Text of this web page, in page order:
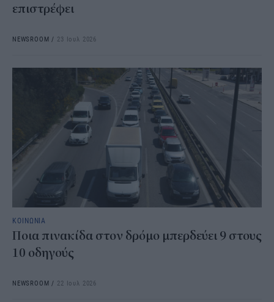
επιστρέφει
NEWSROOM / 23 Ιουλ 2026
ΚΟΙΝΩΝΙΑ
Ποια πινακίδα στον δρόμο μπερδεύει 9 στους
10 οδηγούς
NEWSROOM / 22 Ιουλ 2026